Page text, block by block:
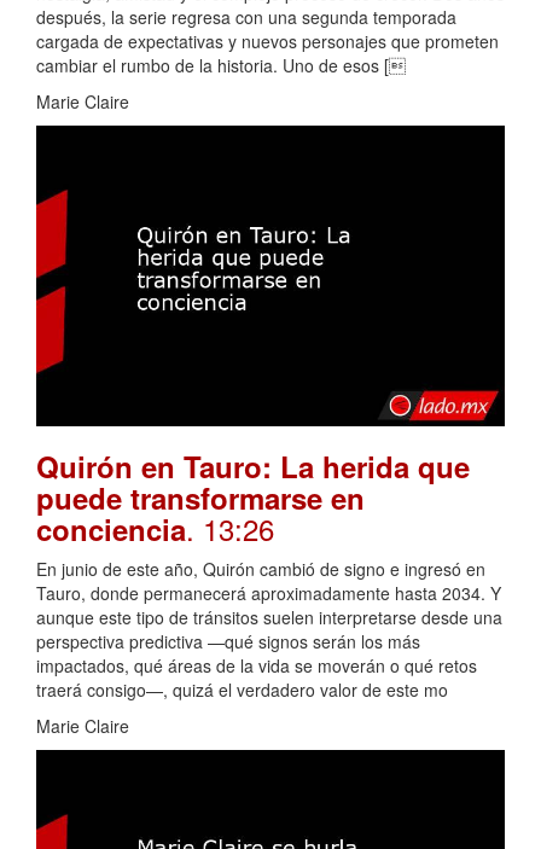
después, la serie regresa con una segunda temporada
cargada de expectativas y nuevos personajes que prometen
cambiar el rumbo de la historia. Uno de esos [
Marie Claire
Quirón en Tauro: La herida que
puede transformarse en
conciencia. 13:26
En junio de este año, Quirón cambió de signo e ingresó en
Tauro, donde permanecerá aproximadamente hasta 2034. Y
aunque este tipo de tránsitos suelen interpretarse desde una
perspectiva predictiva —qué signos serán los más
impactados, qué áreas de la vida se moverán o qué retos
traerá consigo—, quizá el verdadero valor de este mo
Marie Claire